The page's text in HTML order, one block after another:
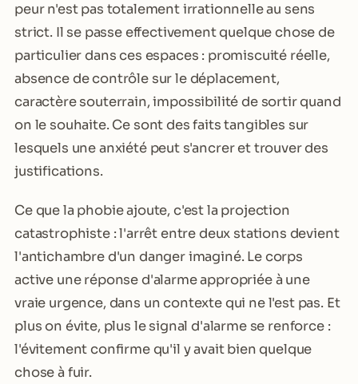
peur n'est pas totalement irrationnelle au sens
strict. Il se passe effectivement quelque chose de
particulier dans ces espaces : promiscuité réelle,
absence de contrôle sur le déplacement,
caractère souterrain, impossibilité de sortir quand
on le souhaite. Ce sont des faits tangibles sur
lesquels une anxiété peut s'ancrer et trouver des
justifications.
Ce que la phobie ajoute, c'est la projection
catastrophiste : l'arrêt entre deux stations devient
l'antichambre d'un danger imaginé. Le corps
active une réponse d'alarme appropriée à une
vraie urgence, dans un contexte qui ne l'est pas. Et
plus on évite, plus le signal d'alarme se renforce :
l'évitement confirme qu'il y avait bien quelque
chose à fuir.